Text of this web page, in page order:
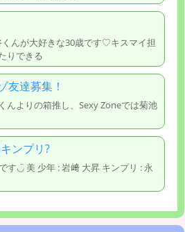
んが大好きな30歳です♡キスマイ担
りできる
友達募集！
んよりの箱推し、Sexy Zoneでは菊池
ンプリ?
す◡̈ 美 少年 : 岩﨑 大昇 キンプリ : 永